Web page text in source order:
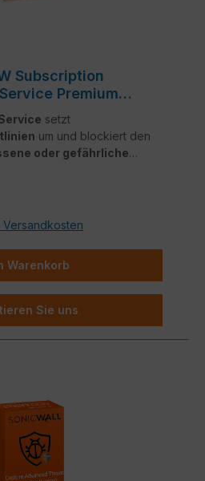
Subscription
Premium
setzt
um und blockiert den
oder gefährliche
und kontrollierte
Versandkosten
Warenkorb
Sie uns